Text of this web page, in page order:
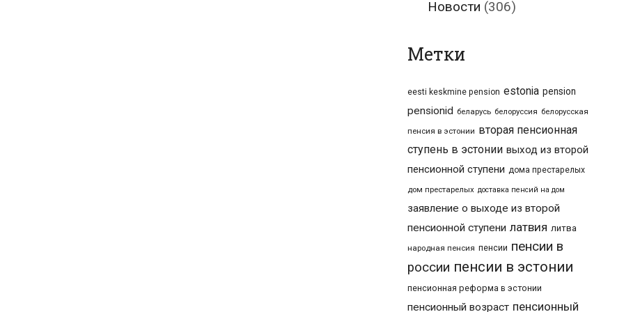
Новости (306)
Метки
eesti keskmine pension estonia pension
pensionid беларусь белоруссия белорусская
пенсия в эстонии вторая пенсионная
ступень в эстонии выход из второй
пенсионной ступени дома престарелых
дом престарелых доставка пенсий на дом
заявление о выходе из второй
пенсионной ступени латвия литва
народная пенсия пенсии пенсии в
россии пенсии в эстонии
пенсионная реформа в эстонии
пенсионный возраст пенсионный